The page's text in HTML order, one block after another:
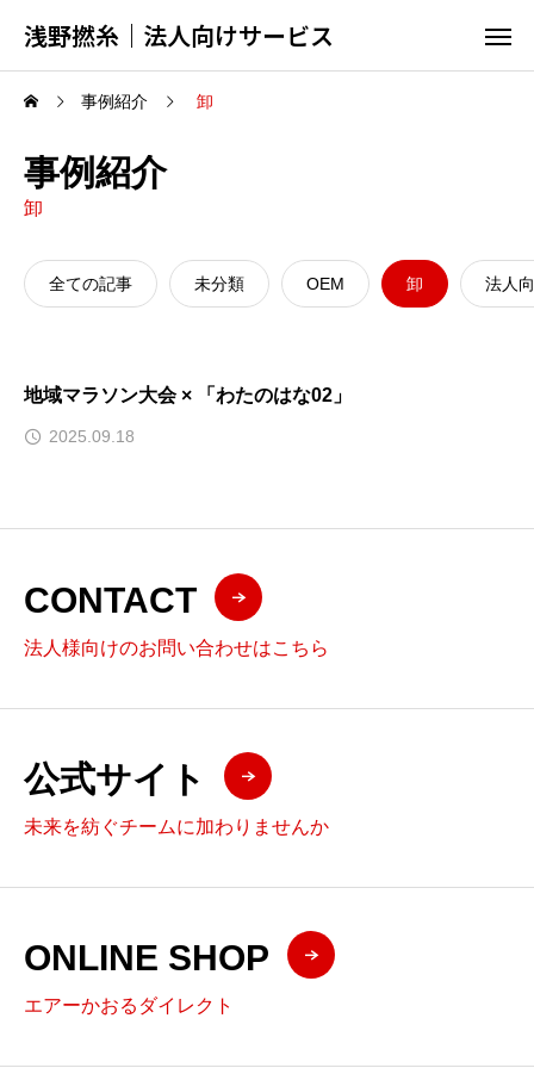
浅野撚糸｜法人向けサービス
事例紹介 卸
事例紹介
卸
全ての記事 未分類 OEM 卸 法人
地域マラソン大会 × 「わたのはな02」
2025.09.18
CONTACT
法人様向けのお問い合わせはこちら
公式サイト
未来を紡ぐチームに加わりませんか
ONLINE SHOP
エアーかおるダイレクト